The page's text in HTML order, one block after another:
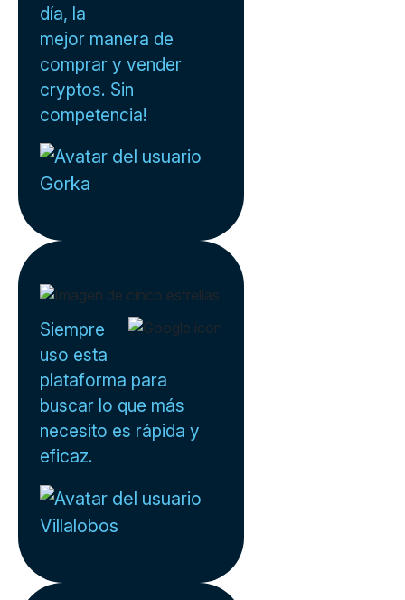
día, la
mejor manera de
comprar y vender
cryptos. Sin
competencia!
Gorka
Siempre
uso esta
plataforma para
buscar lo que más
necesito es rápida y
eficaz.
Villalobos